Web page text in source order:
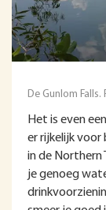
De Gunlom
Het is even
er rijkelijk voor
in de Northern
je genoeg